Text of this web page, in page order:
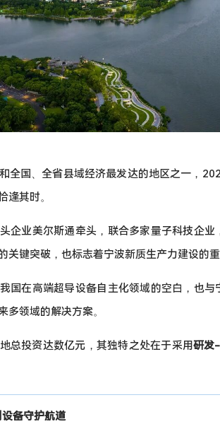
全国、全省县域经济最发达的地区之一，
逢其时。
企业美尔斯通牵头，联合多家量子科技企
关键突破，也标志着宁波新质生产力建设的重
国在高端超导设备自主化领域的空白，也
多领域的解决方案。
总投资达数亿元，其独特之处在于采用研发
备守护航道